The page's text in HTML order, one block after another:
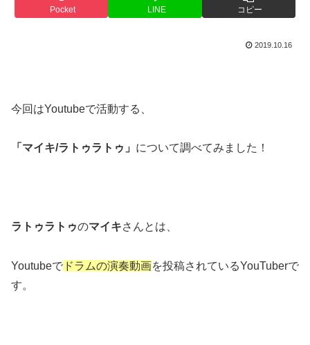
Pocket LINE コピー
2019.10.16
今回はYoutubeで活動する、
「マイキ/ラトゥラトゥ」 について調べてみました！
ラトゥラトゥのマイキさんとは、
Youtubeで ドラムの演奏動画を投稿されているYouTuberで
す。